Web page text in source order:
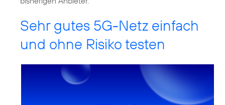
Sehr gutes 5G-Netz einfach
und ohne Risiko testen